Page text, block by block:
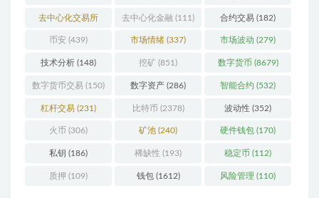
去中心化交易所
(196)
去中心化金融 (111) 合约交易 (182)
币安 (439) 市场情绪 (337) 市场波动 (279)
技术分析 (148) 挖矿 (851) 数字货币 (8679)
数字货币交易 (150) 数字资产 (286) 智能合约 (532)
杠杆交易 (231) 比特币 (2378) 波动性 (352)
火币 (306) 矿池 (240) 硬件钱包 (170)
私钥 (186) 稀缺性 (193) 稳定币 (112)
质押 (109) 钱包(1612) 风险管理 (110)